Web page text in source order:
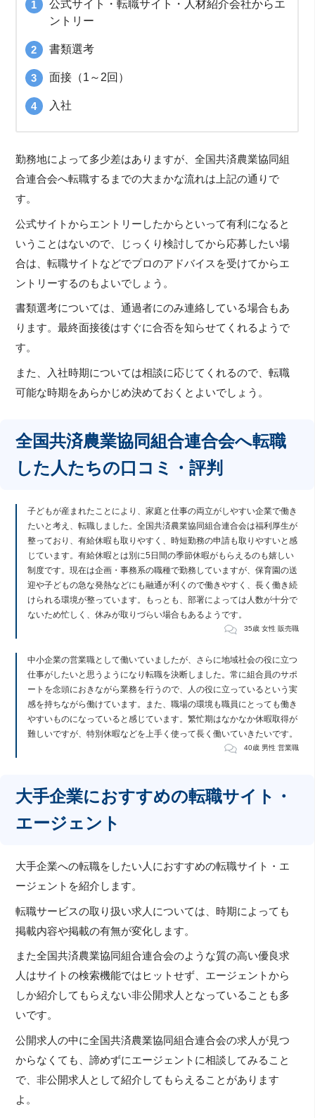
公式サイト・転職サイト・人材紹介会社からエ
ントリー
書類選考
面接（1～2回）
入社
勤務地によって多少差はありますが、全国共済農業協同組
合連合会へ転職するまでの大まかな流れは上記の通りで
す。
公式サイトからエントリーしたからといって有利になると
いうことはないので、じっくり検討してから応募したい場
合は、転職サイトなどでプロのアドバイスを受けてからエ
ントリーするのもよいでしょう。
書類選考については、通過者にのみ連絡している場合もあ
ります。最終面接後はすぐに合否を知らせてくれるようで
す。
また、入社時期については相談に応じてくれるので、転職
可能な時期をあらかじめ決めておくとよいでしょう。
全国共済農業協同組合連合会へ転職
した人たちの口コミ・評判
子どもが産まれたことにより、家庭と仕事の両立がしやすい企業で働き
たいと考え、転職しました。全国共済農業協同組合連合会は福利厚生が
整っており、有給休暇も取りやすく、時短勤務の申請も取りやすいと感
じています。有給休暇とは別に5日間の季節休暇がもらえるのも嬉しい
制度です。現在は企画・事務系の職種で勤務していますが、保育園の送
迎や子どもの急な発熱などにも融通が利くので働きやすく、長く働き続
けられる環境が整っています。もっとも、部署によっては人数が十分で
ないため忙しく、休みが取りづらい場合もあるようです。
35歳 女性 販売職
中小企業の営業職として働いていましたが、さらに地域社会の役に立つ
仕事がしたいと思うようになり転職を決断しました。常に組合員のサポ
ートを念頭におきながら業務を行うので、人の役に立っているという実
感を持ちながら働けています。また、職場の環境も職員にとっても働き
やすいものになっていると感じています。繁忙期はなかなか休暇取得が
難しいですが、特別休暇などを上手く使って長く働いていきたいです。
40歳 男性 営業職
大手企業におすすめの転職サイト・
エージェント
大手企業への転職をしたい人におすすめの転職サイト・エ
ージェントを紹介します。
転職サービスの取り扱い求人については、時期によっても
掲載内容や掲載の有無が変化します。
また全国共済農業協同組合連合会のような質の高い優良求
人はサイトの検索機能ではヒットせず、エージェントから
しか紹介してもらえない非公開求人となっていることも多
いです。
公開求人の中に全国共済農業協同組合連合会の求人が見つ
からなくても、諦めずにエージェントに相談してみること
で、非公開求人として紹介してもらえることがあります
よ。